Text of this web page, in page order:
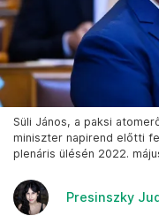
Süli János, a paksi
miniszter napirend előtti
plenáris ülésén 2022.
Presinszky